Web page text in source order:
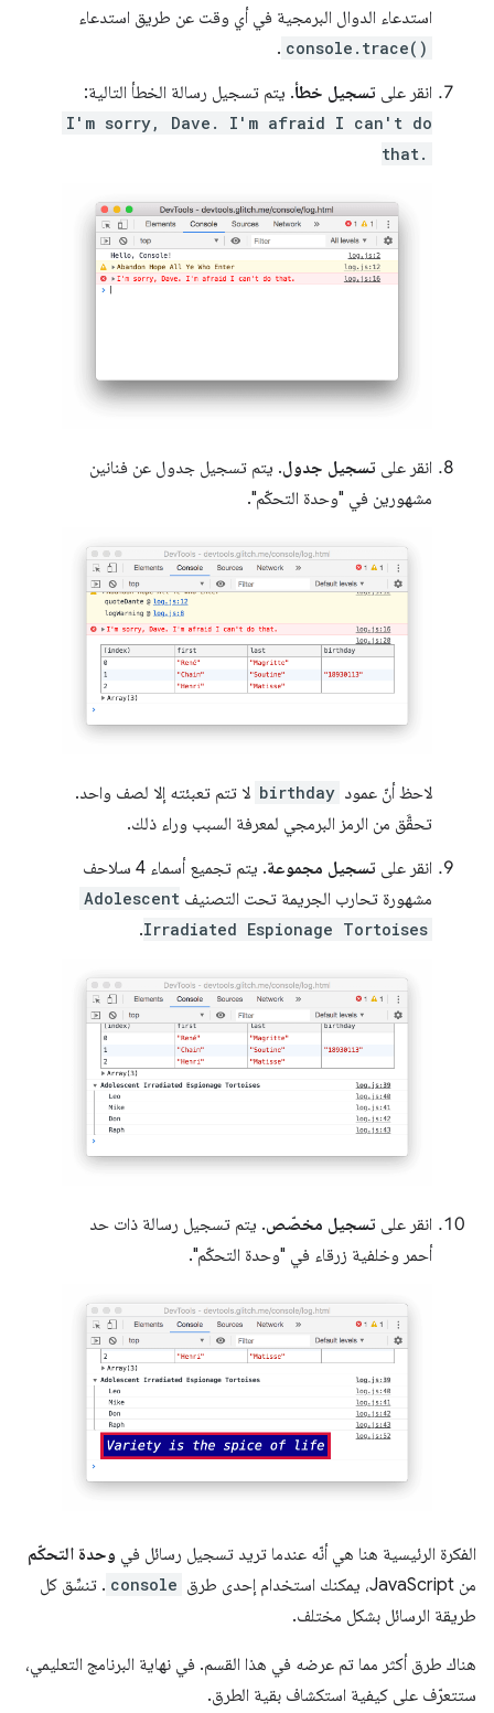
استدعاء الدوال البرمجية في أي وقت عن طريق استدعاء
console.trace()
.
انقر على تسجيل خطأ. يتم تسجيل رسالة الخطأ التالية:
I'm sorry, Dave. I'm afraid I can't do
that.
انقر على تسجيل جدول. يتم تسجيل جدول عن فنانين
مشهورين في "وحدة التحكّم".
لاحظ أنّ عمود birthday لا تتم تعبئته إلا لصف واحد.
تحقَّق من الرمز البرمجي لمعرفة السبب وراء ذلك.
انقر على تسجيل مجموعة
. يتم تجميع أسماء 4 سلاحف
مشهورة تحارب الجريمة تحت التصنيف Adolescent
Irradiated Espionage Tortoises
.
انقر على تسجيل مخصّص. يتم تسجيل رسالة ذات حد
أحمر وخلفية زرقاء في "وحدة التحكّم".
الفكرة الرئيسية هنا هي أنّه عندما تريد تسجيل رسائل في وحدة التحكّم
من JavaScript، يمكنك استخدام إحدى طرق
console . تنسِّق كل
طريقة الرسائل بشكل مختلف.
هناك طرق أكثر مما تم عرضه في هذا القسم. في نهاية البرنامج التعليمي،
ستتعرّف على كيفية استكشاف بقية الطرق.